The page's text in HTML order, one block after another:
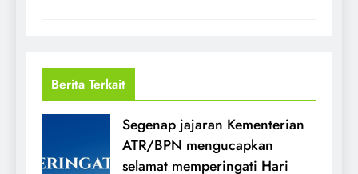
Berita Terkait
Segenap jajaran Kementerian
ATR/BPN mengucapkan
selamat memperingati Hari